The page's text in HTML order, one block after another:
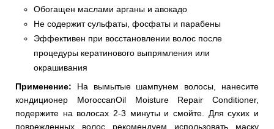
Обогащен маслами арганы и авокадо
Не содержит сульфаты, фосфаты и парабены
Эффективен при восстановлении волос после
процедуры кератинового выпрямления или
окрашивания
Применение: На вымытые шампунем волосы, нанесите
кондиционер MoroccanOil Moisture Repair Conditioner,
подержите на волосах 2-3 минуты и смойте. Для сухих и
поврежденных волос рекомендуем использовать маску